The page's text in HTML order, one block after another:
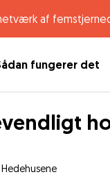
af
fungerer det